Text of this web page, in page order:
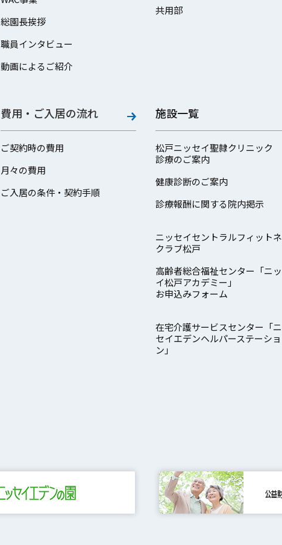
総園長挨拶
職員インタビュー
動画によるご紹介
共用部
費用・ご入居の流れ
ご契約時の費用
月々の費用
ご入居の条件・契約手順
施設一覧
松戸ニッセイ聖隷クリニック
診療のご案内
健康診断のご案内
診療報酬に関する院内掲示
ニッセイセントラルフィット
クラブ松戸
高齢者総合福祉センター「ニ
イ松戸アカデミー」
お申込みフォーム
在宅介護サービスセンター「
セイエデンヘルパーステーショ
ン」